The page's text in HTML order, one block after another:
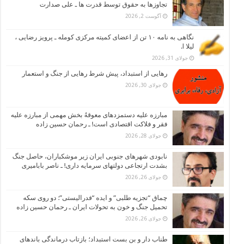
تجاوزها به حقوق توسط قدرت ها ـ علی صدارت
آگوست 2, 2026
نگاهی به نامه ۱۰ تن از اعضای کمیته مرکزی کومله ـ پرویز رضایی ،
لیلا ا.
جولای 31, 2026
رهایی از استبداد، پیش شرط رهایی از جنگ و استعمار
جولای 30, 2026
مبارزه علیه دستمزدهای معوقهُ بخش مهمی از مبارزه علیه
فقر و فلاکت اقتصادی است! ـ رحمان حسین زاده
جولای 28, 2026
نابودی شهرهای جنوبی ایران زیر موشکباران، حاصل جنگ
بشدت ارتجاعی دولتهای سرمایه داری! ـ ناصر بابامیری
جولای 26, 2026
چماق “تجزیه طلبی” و ایده “فدرالیستی”: دو روی سکه
تحمیل جنگ و خون به تحولات ایران ـ رحمان حسین زاده
جولای 26, 2026
طناب دار و بن بست استبداد؛ بازتاب درماندگی باندهای